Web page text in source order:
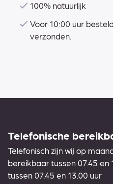
100% natuurlijk
Voor 10:00 uur
verzonden.
Telefonische
Telefonisch zijn wij op
bereikbaar tussen 07.45 en
tussen 07.45 en 13.00 uur